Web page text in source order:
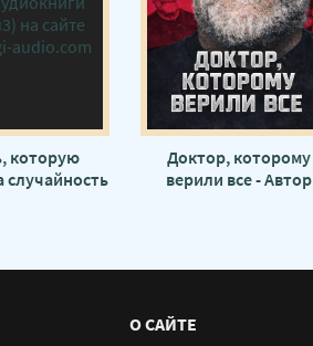
которую
случайность
Доктор, которому
верили все - Автор
О САЙТЕ